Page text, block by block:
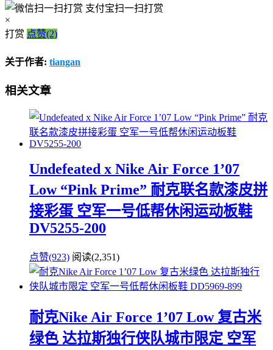
支付宝扫一扫打赏
×
打赏 点赞(2)
关于作者: tiangan
相关文章
Undefeated x Nike Air Force 1’07
Low “Pink Prime” 耐克联名款漆皮拼
接彩蛋 空军一号低帮休闲运动板鞋
DV5255-200
点赞(923) 阅读(2,351)
耐克Nike Air Force 1’07 Low 复古米
绿色 达拉斯独行侠队城市限定 空军